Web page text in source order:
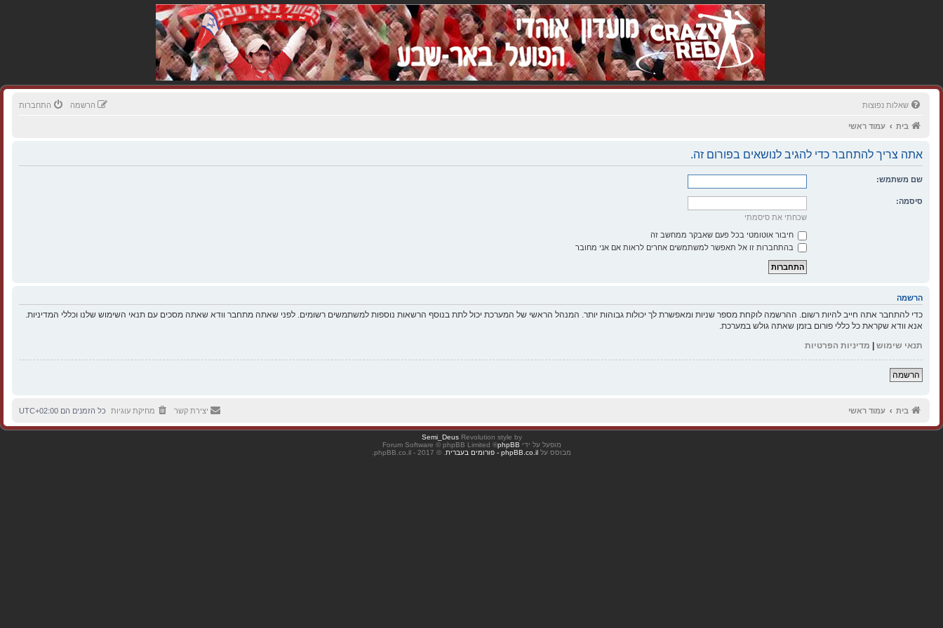
שאלות נפוצות התחברות הרשמה
בית עמוד ראשי
אתה צריך להתחבר כדי להגיב לנושאים בפורום זה.
שם משתמש:
סיסמה:
שכחתי את סיסמתי
חיבור אוטומטי בכל פעם שאבקר ממחשב זה
בהתחברות זו אל תאפשר למשתמשים אחרים לראות אם אני מחובר
הרשמה
כדי להתחבר אתה חייב להיות רשום. ההרשמה לוקחת מספר שניות ומאפשרת לך יכולות גבוהות יותר. המנהל הראשי של המערכת יכול לתת בנוסף הרשאות נוספות למשתמשים רשומים. לפני שאתה מתחבר וודא שאתה מסכים עם תנאי השימוש שלנו וכללי המדיניות.
אנא וודא שקראת כל כללי פורום בזמן שאתה גולש במערכת.
תנאי שימוש | מדיניות הפרטיות
הרשמה
בית עמוד ראשי כל הזמנים הם UTC+02:00 מחיקת עוגיות יצירת קשר
Revolution style by
Semi_Deus
מופעל על ידי phpBB
® Forum Software © phpBB Limited
מבוסס על phpBB.co.il - פורומים בעברית . © 2017 - phpBB.co.il.